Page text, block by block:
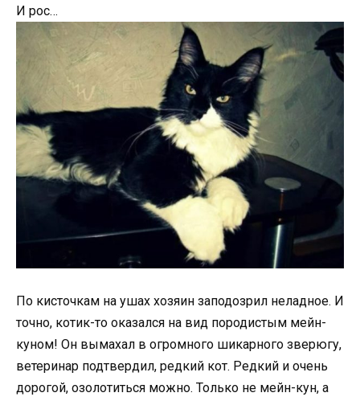
И рос…
По кисточкам на ушах хозяин заподозрил неладное. И
точно, котик-то оказался на вид породистым мейн-
куном! Он вымахал в огромного шикарного зверюгу,
ветеринар подтвердил, редкий кот. Редкий и очень
дорогой, озолотиться можно. Только не мейн-кун, а